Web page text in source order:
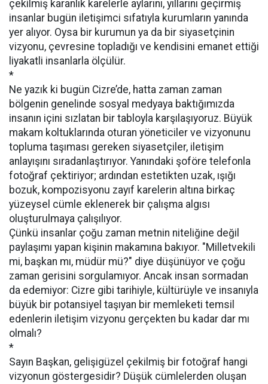
çekilmiş karanlık karelerle aylarını, yıllarını geçirmiş
insanlar bugün iletişimci sıfatıyla kurumların yanında
yer alıyor. Oysa bir kurumun ya da bir siyasetçinin
vizyonu, çevresine topladığı ve kendisini emanet ettiği
liyakatli insanlarla ölçülür.
*
Ne yazık ki bugün Cizre’de, hatta zaman zaman
bölgenin genelinde sosyal medyaya baktığımızda
insanın içini sızlatan bir tabloyla karşılaşıyoruz. Büyük
makam koltuklarında oturan yöneticiler ve vizyonunu
topluma taşıması gereken siyasetçiler, iletişim
anlayışını sıradanlaştırıyor. Yanındaki şoföre telefonla
fotoğraf çektiriyor; ardından estetikten uzak, ışığı
bozuk, kompozisyonu zayıf karelerin altına birkaç
yüzeysel cümle eklenerek bir çalışma algısı
oluşturulmaya çalışılıyor.
Çünkü insanlar çoğu zaman metnin niteliğine değil
paylaşımı yapan kişinin makamına bakıyor. "Milletvekili
mi, başkan mı, müdür mü?" diye düşünüyor ve çoğu
zaman gerisini sorgulamıyor. Ancak insan sormadan
da edemiyor: Cizre gibi tarihiyle, kültürüyle ve insanıyla
büyük bir potansiyel taşıyan bir memleketi temsil
edenlerin iletişim vizyonu gerçekten bu kadar dar mı
olmalı?
*
Sayın Başkan, gelişigüzel çekilmiş bir fotoğraf hangi
vizyonun göstergesidir? Düşük cümlelerden oluşan